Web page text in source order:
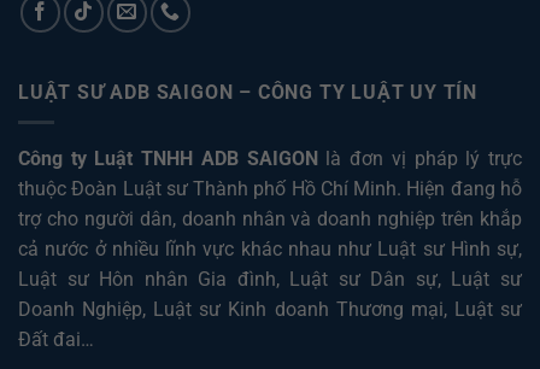
LUẬT SƯ ADB SAIGON – CÔNG TY LUẬT UY TÍN
Công ty Luật TNHH ADB SAIGONlà đơn vị pháp lý trực
thuộc Đoàn Luật sư Thành phố Hồ Chí Minh. Hiện đang hỗ
trợ cho người dân, doanh nhân và doanh nghiệp trên khắp
cả nước ở nhiều lĩnh vực khác nhau như Luật sư Hình sự,
Luật sư Hôn nhân Gia đình, Luật sư Dân sự, Luật sư
Doanh Nghiệp, Luật sư Kinh doanh Thương mại, Luật sư
Đất đai…